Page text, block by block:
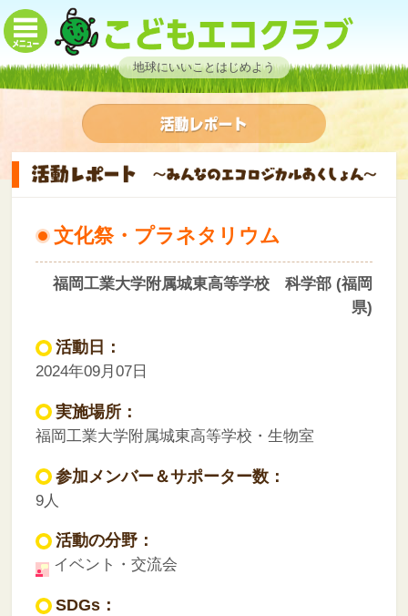
地球にいいことはじめよう
文化祭・プラネタリウム
福岡工業大学附属城東高等学校 科学部 (福岡
県)
活動日：
2024年09月07日
実施場所：
福岡工業大学附属城東高等学校・生物室
参加メンバー＆サポーター数：
9人
活動の分野：
イベント・交流会
SDGs：